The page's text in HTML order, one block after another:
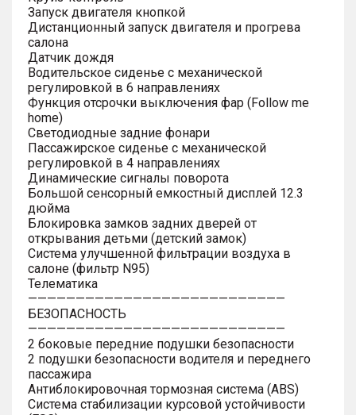
Запуск двигателя кнопкой
Дистанционный запуск двигателя и прогрева
салона
Датчик дождя
Водительское сиденье с механической
регулировкой в 6 направлениях
Функция отсрочки выключения фар (Follow me
home)
Светодиодные задние фонари
Пассажирское сиденье с механической
регулировкой в 4 направлениях
Динамические сигналы поворота
Большой сенсорный емкостный дисплей 12.3
дюйма
Блокировка замков задних дверей от
открывания детьми (детский замок)
Система улучшенной фильтрации воздуха в
салоне (фильтр N95)
Телематика
———————————————————————————
БЕЗОПАСНОСТЬ
———————————————————————————
2 боковые передние подушки безопасности
2 подушки безопасности водителя и переднего
пассажира
Антиблокировочная тормозная система (ABS)
Система стабилизации курсовой устойчивости